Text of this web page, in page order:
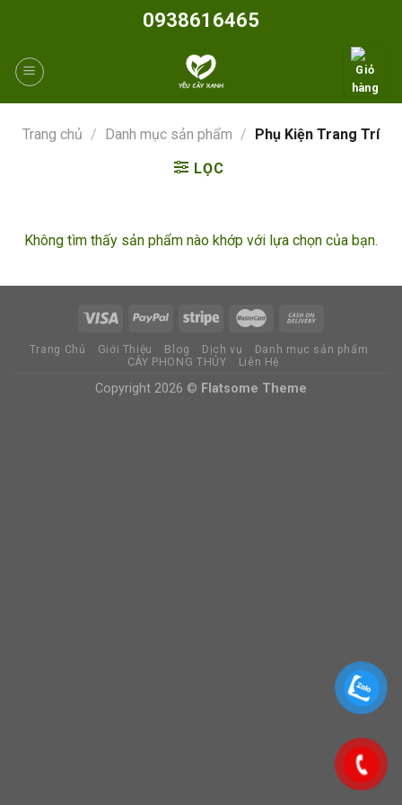
content
0938616465
Trang chủ / Danh mục sản phẩm / Phụ Kiện Trang Trí
LỌC
Không tìm thấy sản phẩm nào khớp với lựa chọn của bạn.
Trang Chủ Giới Thiệu Blog Dịch vụ
Danh mục sản phẩm
CÂY PHONG THỦY
Liên Hệ
Copyright 2026 © Flatsome Theme